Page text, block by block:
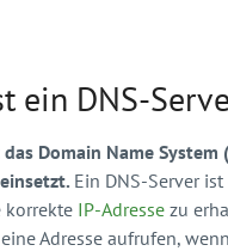
ein DNS-
Domain Name
Ein DNS-Server
korrekte IP-Adresse zu
Adresse aufrufen,